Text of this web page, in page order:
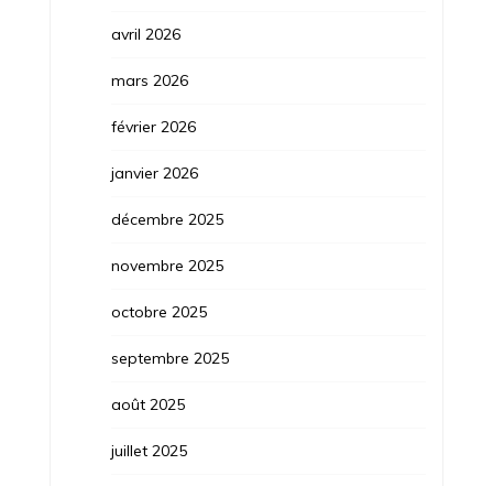
avril 2026
mars 2026
février 2026
janvier 2026
décembre 2025
novembre 2025
octobre 2025
septembre 2025
août 2025
juillet 2025